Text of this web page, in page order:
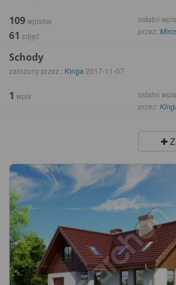
109wpisów
61 zdjęć
ostatni
przez:
Schody
założony przez : Kinga 2017-11-07
1 wpis ostatni
przez: